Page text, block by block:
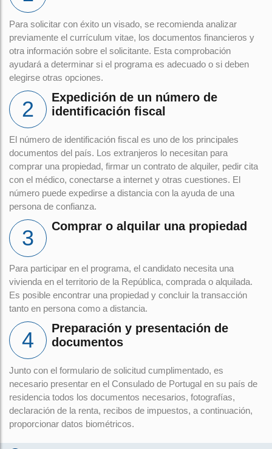
Para solicitar con éxito un visado, se recomienda analizar
previamente el currículum vitae, los documentos financieros y
otra información sobre el solicitante. Esta comprobación
ayudará a determinar si el programa es adecuado o si deben
elegirse otras opciones.
Expedición de un número de
identificación fiscal
El número de identificación fiscal es uno de los principales
documentos del país. Los extranjeros lo necesitan para
comprar una propiedad, firmar un contrato de alquiler, pedir cita
con el médico, conectarse a internet y otras cuestiones. El
número puede expedirse a distancia con la ayuda de una
persona de confianza.
Comprar o alquilar una propiedad
Para participar en el programa, el candidato necesita una
vivienda en el territorio de la República, comprada o alquilada.
Es posible encontrar una propiedad y concluir la transacción
tanto en persona como a distancia.
Preparación y presentación de
documentos
Junto con el formulario de solicitud cumplimentado, es
necesario presentar en el Consulado de Portugal en su país de
residencia todos los documentos necesarios, fotografías,
declaración de la renta, recibos de impuestos, a continuación,
proporcionar datos biométricos.